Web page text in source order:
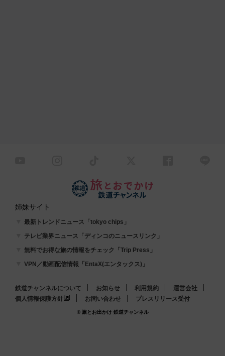
姉妹サイト
最新トレンドニュース「tokyo chips」
テレビ業界ニュース「ディンコのニュースリンク」
無料でお得な旅の情報をチェック「Trip Press」
VPN／動画配信情報「EntaX(エンタックス)」
鉄道チャンネルについて お知らせ 利用規約
運営会社
個人情報保護方針
お問い合わせ プレスリリース受付
© 旅とお出かけ 鉄道チャンネル